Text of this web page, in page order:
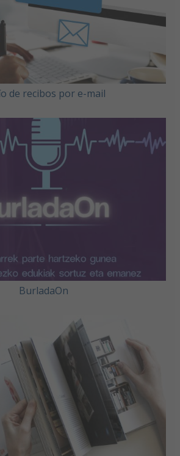
de recibos por e-mail
BurladaOn